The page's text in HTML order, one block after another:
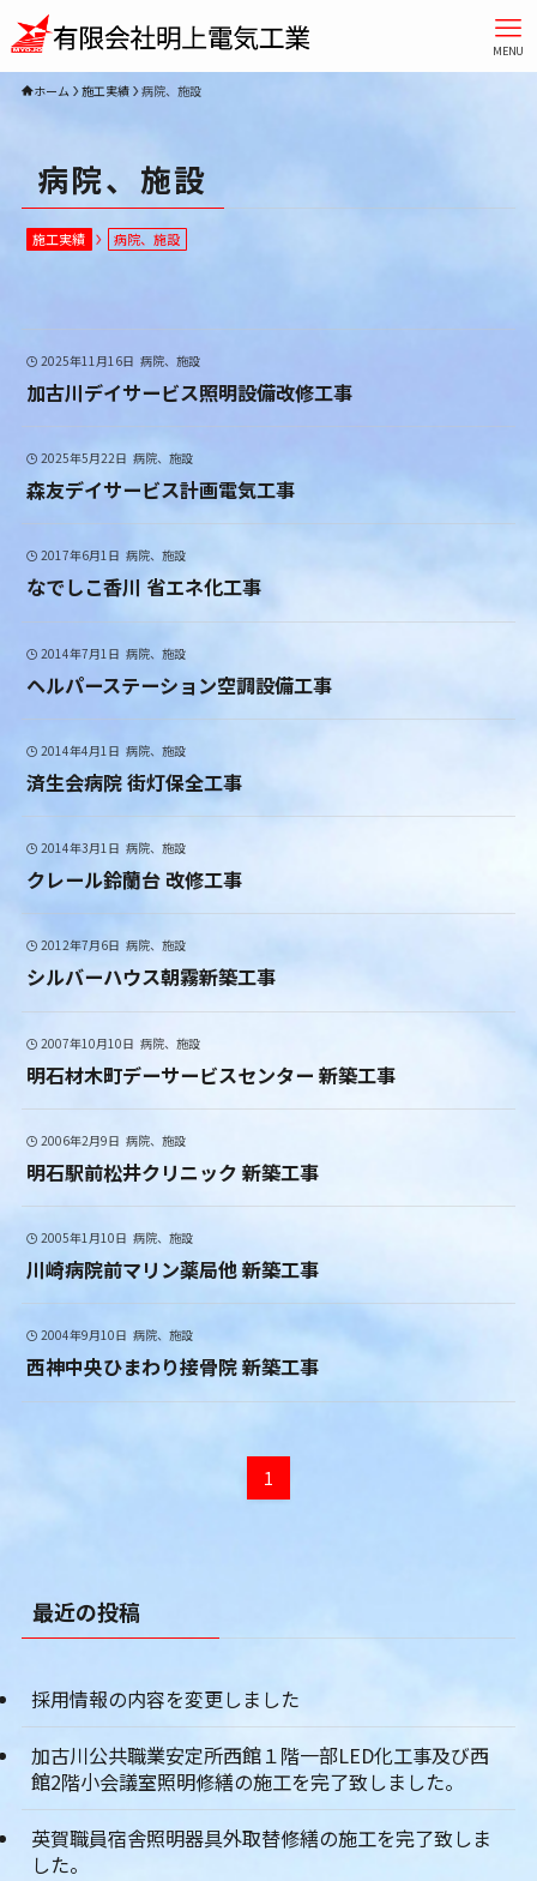
MENU
ホーム 施工実績 病院、施設
病院、施設
施工実績 病院、施設
2025年11月16日 病院、施設
加古川デイサービス照明設備改修工事
2025年5月22日 病院、施設
森友デイサービス計画電気工事
2017年6月1日 病院、施設
なでしこ香川 省エネ化工事
2014年7月1日 病院、施設
ヘルパーステーション空調設備工事
2014年4月1日 病院、施設
済生会病院 街灯保全工事
2014年3月1日 病院、施設
クレール鈴蘭台 改修工事
2012年7月6日 病院、施設
シルバーハウス朝霧新築工事
2007年10月10日 病院、施設
明石材木町デーサービスセンター 新築工事
2006年2月9日 病院、施設
明石駅前松井クリニック 新築工事
2005年1月10日 病院、施設
川崎病院前マリン薬局他 新築工事
2004年9月10日 病院、施設
西神中央ひまわり接骨院 新築工事
1
最近の投稿
採用情報の内容を変更しました
加古川公共職業安定所西館１階一部LED化工事及び西
館2階小会議室照明修繕の施工を完了致しました。
英賀職員宿舎照明器具外取替修繕の施工を完了致しま
した。